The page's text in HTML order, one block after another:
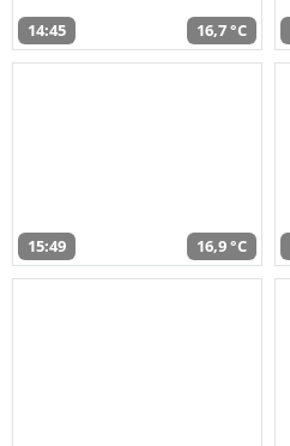
14:45 16,7 °C
15:49 16,9 °C